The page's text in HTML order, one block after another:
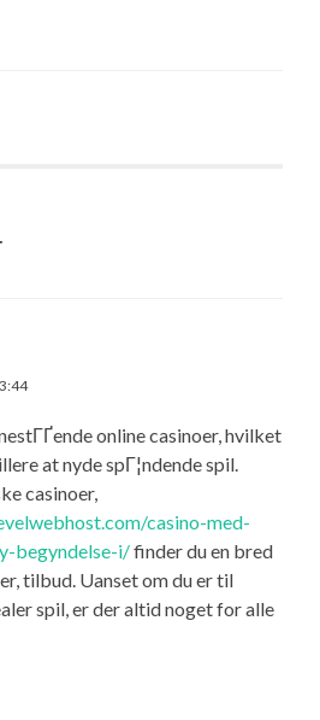
online casinoer, hvilket
at nyde spГ¦ndende spil.
casinoer,
casino-med-
begyndelse-i/finder du en bred
tilbud. Uanset om du er til
spil, er der altid noget for alle